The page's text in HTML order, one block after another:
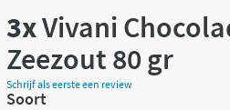
3xVivani
Zeezout 80 gr
Schrijf als eerste een review
Soort